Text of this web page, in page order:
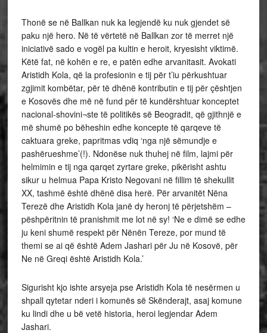
Thonë se në Ballkan nuk ka legjendë ku nuk gjendet së
paku një hero. Në të vërtetë në Ballkan zor të merret një
iniciativë sado e vogël pa kultin e heroit, kryesisht viktimë.
Këtë fat, në kohën e re, e patën edhe arvanitasit. Avokati
Aristidh Kola, që la profesionin e tij për t’iu përkushtuar
zgjimit kombëtar, për të dhënë kontributin e tij për çështjen
e Kosovës dhe më në fund për të kundërshtuar konceptet
nacional-shovini¬ste të politikës së Beogradit, që gjithnjë e
më shumë po bëheshin edhe koncepte të qarqeve të
caktuara greke, papritmas vdiq ‘nga një sëmundje e
pashërueshme’(!). Ndonëse nuk thuhej në film, lajmi për
helmimin e tij nga qarqet zyrtare greke, pikërisht ashtu
sikur u helmua Papa Kristo Negovani në fillim të shekullit
XX, tashmë është dhënë disa herë. Për arvanitët Nëna
Terezë dhe Aristidh Kola janë dy heronj të përjetshëm –
pëshpëritnin të pranishmit me lot në sy! ‘Ne e dimë se edhe
ju keni shumë respekt për Nënën Tereze, por mund të
themi se ai që është Adem Jashari për Ju në Kosovë, për
Ne në Greqi është Aristidh Kola.’
Sigurisht kjo ishte arsyeja pse Aristidh Kola të nesërmen u
shpall qytetar nderi i komunës së Skënderajt, asaj komune
ku lindi dhe u bë vetë historia, heroi legjendar Adem
Jashari.